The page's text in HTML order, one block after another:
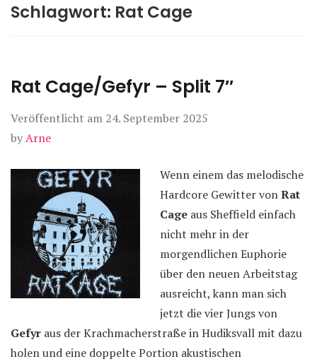
Schlagwort: Rat Cage
Rat Cage/Gefyr – Split 7″
Veröffentlicht am 24. September 2025
byArne
Wenn einem das melodische
Hardcore Gewitter vonRat
Cage aus Sheffield einfach
nicht mehr in der
morgendlichen Euphorie
über den neuen Arbeitstag
ausreicht, kann man sich
jetzt die vier Jungs von
Gefyr aus der Krachmacherstraße in Hudiksvall mit dazu
holen und eine doppelte Portion akustischen